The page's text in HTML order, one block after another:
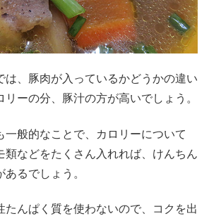
は、豚肉が入っているかどうかの違い
ーの分、豚汁の方が高いでしょう。
一般的なことで、カロリーについて
類などをたくさん入れれば、けんちん
るでしょう。
たんぱく質を使わないので、コクを出